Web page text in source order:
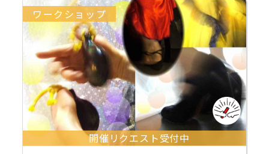
ワークショップ
開催リクエスト受付中